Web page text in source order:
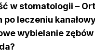
w stomatologii –
po leczeniu
wybielanie